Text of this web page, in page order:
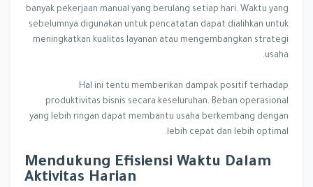
banyak pekerjaan manual yang berulang setiap hari. Waktu yang
sebelumnya digunakan untuk pencatatan dapat dialihkan untuk
meningkatkan kualitas layanan atau mengembangkan strategi
usaha.
Hal ini tentu memberikan dampak positif terhadap
produktivitas bisnis secara keseluruhan. Beban operasional
yang lebih ringan dapat membantu usaha berkembang dengan
lebih cepat dan lebih optimal.
Mendukung Efisiensi Waktu Dalam
Aktivitas Harian